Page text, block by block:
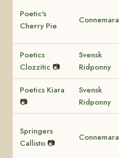
Poetic's
Cherry Pie
Connemara
Poetics
Clozzitic 📷
Svensk
Ridponny
Poetics Kiara
📷
Svensk
Ridponny
Springers
Callisto 📷
Connemara